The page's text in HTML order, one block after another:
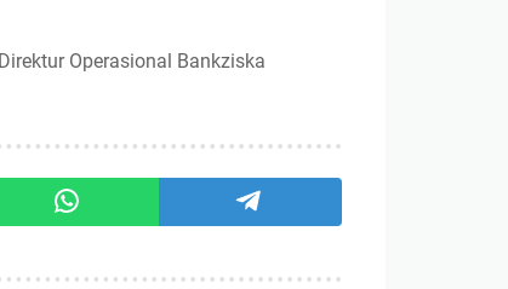
Operasional Bankziska